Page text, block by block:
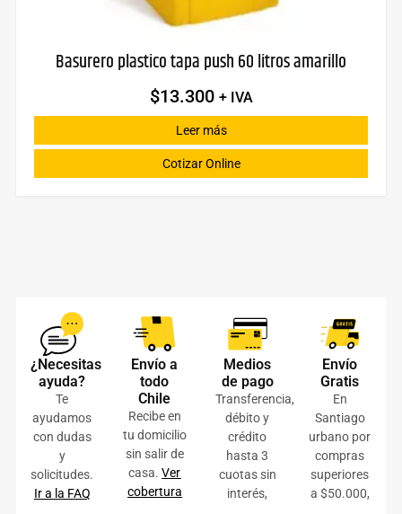
Basurero plastico tapa push 60 litros amarillo
$13.300 + IVA
Leer más
Cotizar Online
¿Necesitas
ayuda?
Te
ayudamos
con dudas
y
solicitudes.
Ir a la FAQ
Envío a
todo
Chile
Recibe en
tu domicilio
sin salir de
casa.Ver
cobertura
Medios
de pago
Transferencia,
débito y
crédito
hasta 3
cuotas sin
interés,
Envío
Gratis
En
Santiago
urbano por
compras
superiores
a $50.000,